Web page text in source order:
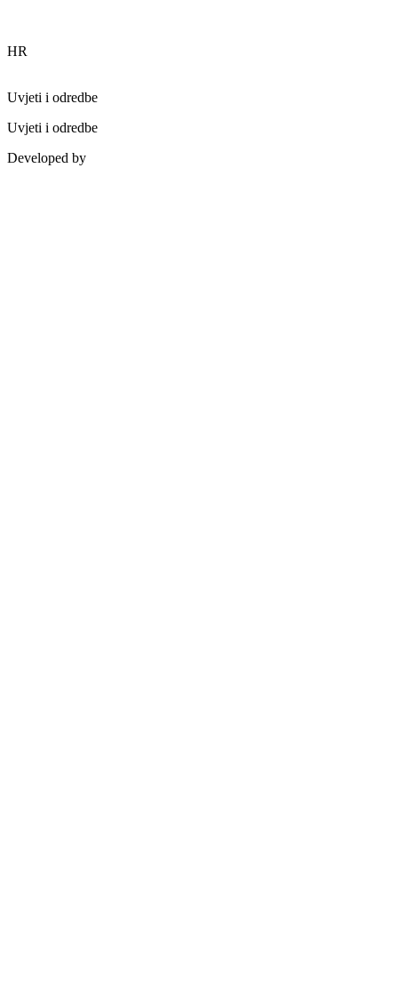
HR
Uvjeti i odredbe
Uvjeti i odredbe
Developed by